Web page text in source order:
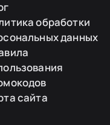
обработки
данных
сайта